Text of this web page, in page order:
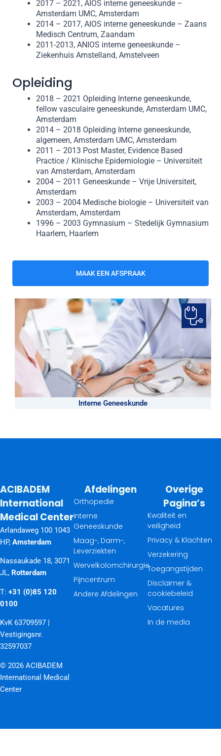
2017 – 2021, AIOS interne geneeskunde –
Amsterdam UMC, Amsterdam
2014 – 2017, AIOS interne geneeskunde – Zaans
Medisch Centrum, Zaandam
2011-2013, ANIOS interne geneeskunde –
Ziekenhuis Amstelland, Amstelveen
Opleiding
2018 – 2021 Opleiding Interne geneeskunde,
fellow vasculaire geneeskunde, Amsterdam UMC,
Amsterdam
2014 – 2018 Opleiding Interne geneeskunde,
algemeen, Amsterdam UMC, Amsterdam
2011 – 2013 Post Master, Evidence Based
Practice / Klinische Epidemiologie – Universiteit
van Amsterdam, Amsterdam
2004 – 2011 Geneeskunde – Vrije Universiteit,
Amsterdam
2003 – 2004 Medische biologie – Universiteit van
Amsterdam, Amsterdam
1996 – 2003 Gymnasium – Stedelijk Gymnasium
Haarlem, Haarlem
MAAK EEN AFSPRAAK
Interne Geneeskunde
ACIBADEM
International
Medical Center
Arlandaweg 100 1043
HP, Amsterdam
Nassaukade 18, 3071
JL, Rotterdam
T: +31 (0)85 120
0100
KvK 63709597 |
Vestigingsnr.
32597037
© 2026 ACIBADEM
International Medical
Center
Afdelingen
Orthopedie
Interne
Geneeskunde
Maag-, Darm-,
Leverziekten
Wervelkolomchirurgie
Pijncentrum
Andere Afdelingen
Overige
Pagina’s
Kwaliteit en
veiligheid
Privacy & Klachten
Verzekering
Toegangstijden
Disclaimer &
cookiebeleid
Vacatures
In de media